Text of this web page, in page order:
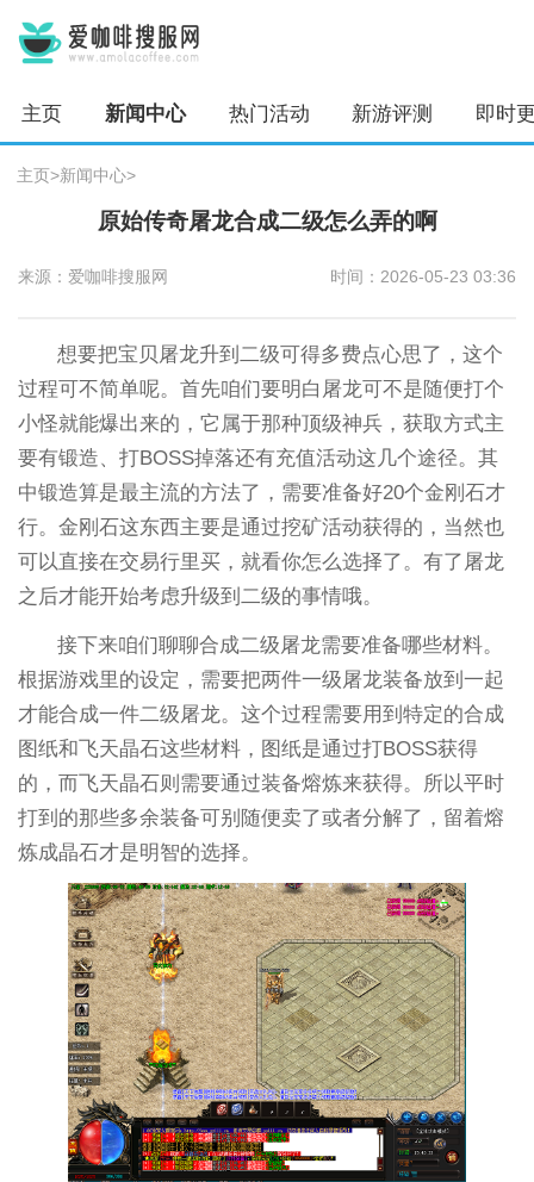
主页 新闻中心 热门活动 新游评测 即时
主页>新闻中心>
原始传奇屠龙合成二级怎么弄的啊
来源：爱咖啡搜服网 时间：2026-05-23 03:36
想要把宝贝屠龙升到二级可得多费点心思了，这个
过程可不简单呢。首先咱们要明白屠龙可不是随便打个
小怪就能爆出来的，它属于那种顶级神兵，获取方式主
要有锻造、打BOSS掉落还有充值活动这几个途径。其
中锻造算是最主流的方法了，需要准备好20个金刚石才
行。金刚石这东西主要是通过挖矿活动获得的，当然也
可以直接在交易行里买，就看你怎么选择了。有了屠龙
之后才能开始考虑升级到二级的事情哦。
接下来咱们聊聊合成二级屠龙需要准备哪些材料。
根据游戏里的设定，需要把两件一级屠龙装备放到一起
才能合成一件二级屠龙。这个过程需要用到特定的合成
图纸和飞天晶石这些材料，图纸是通过打BOSS获得
的，而飞天晶石则需要通过装备熔炼来获得。所以平时
打到的那些多余装备可别随便卖了或者分解了，留着熔
炼成晶石才是明智的选择。